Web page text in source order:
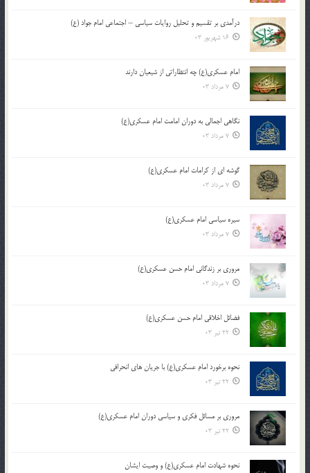
درآمدی بر تقسیم و تحلیل روایات سیاسی – اجتماعی امام جواد (ع)
16 شهریور 03
امام عسکری(ع) چه انتظاراتی از شیعیان دارند
7 مرداد 03
نگاهی اجمالی به دوران امامت امام عسکری(ع)
7 مرداد 03
گوشه ای از کرامات امام عسکری(ع)
7 مرداد 03
سیره سیاسی امام عسکری(ع)
7 مرداد 03
مروری بر زندگانی امام حسن عسکری(ع)
7 مرداد 03
فضائل اخلاقی امام حسن عسکری(ع)
22 تیر 03
نحوه برخورد امام عسکری(ع) با جریان های انحرافی
22 تیر 03
مروری بر مسائل فکری و سیاسی دوران امام عسکری(ع)
22 تیر 03
نحوه شهادت امام عسکری(ع) و وصیت ایشان